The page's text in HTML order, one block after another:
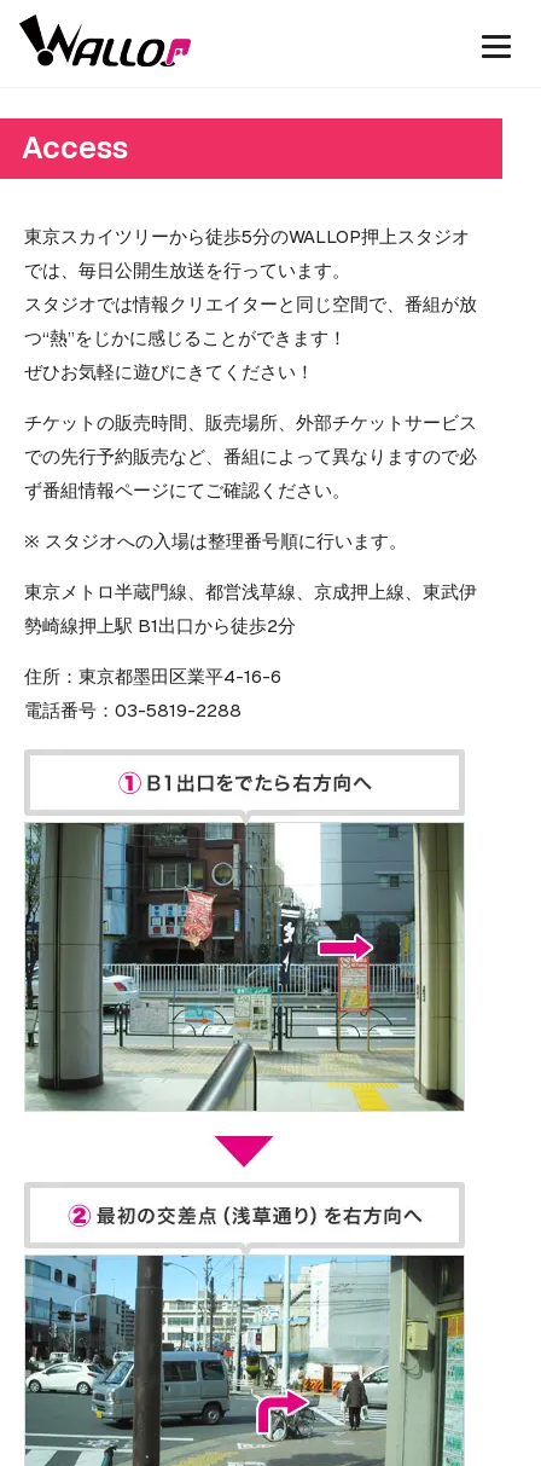
Access
東京スカイツリーから徒歩5分のWALLOP押上スタジオ
では、毎日公開生放送を行っています。
スタジオでは情報クリエイターと同じ空間で、番組が放
つ“熱”をじかに感じることができます！
ぜひお気軽に遊びにきてください！
チケットの販売時間、販売場所、外部チケットサービス
での先行予約販売など、番組によって異なりますので必
ず番組情報ページにてご確認ください。
※ スタジオへの入場は整理番号順に行います。
東京メトロ半蔵門線、都営浅草線、京成押上線、東武伊
勢崎線押上駅 B1出口から徒歩2分
住所： 東京都墨田区業平4-16-6
電話番号： 03-5819-2288